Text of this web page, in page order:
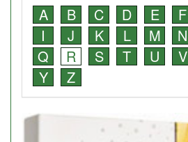
A B C D E F
I
J K L M N
Q
R S T U V
Y
Z